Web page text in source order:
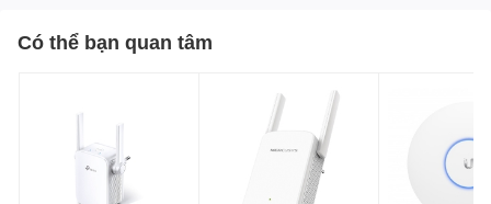
SKU
Thương hiệu
Phụ kiện đi kèm
Cáp Ethernet
Thời gian bảo hành
24 tháng chính hãng
Có thể bạn quan tâm